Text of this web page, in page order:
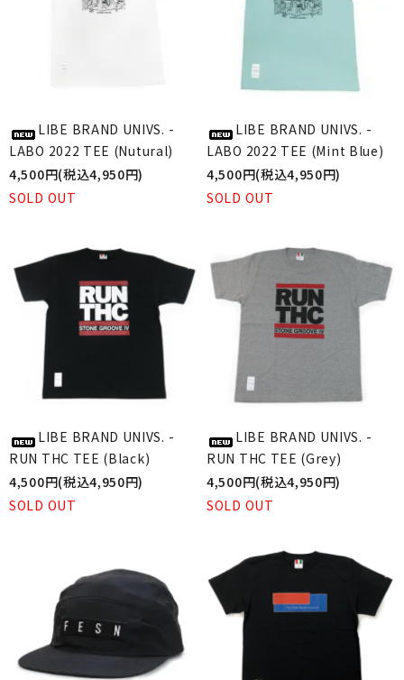
LIBE BRAND UNIVS. -
LABO 2022 TEE (Nutural)
4,500円(税込4,950円)
SOLD OUT
LIBE BRAND UNIVS. -
LABO 2022 TEE (Mint Blue)
4,500円(税込4,950円)
SOLD OUT
LIBE BRAND UNIVS. -
RUN THC TEE (Black)
4,500円(税込4,950円)
SOLD OUT
LIBE BRAND UNIVS. -
RUN THC TEE (Grey)
4,500円(税込4,950円)
SOLD OUT